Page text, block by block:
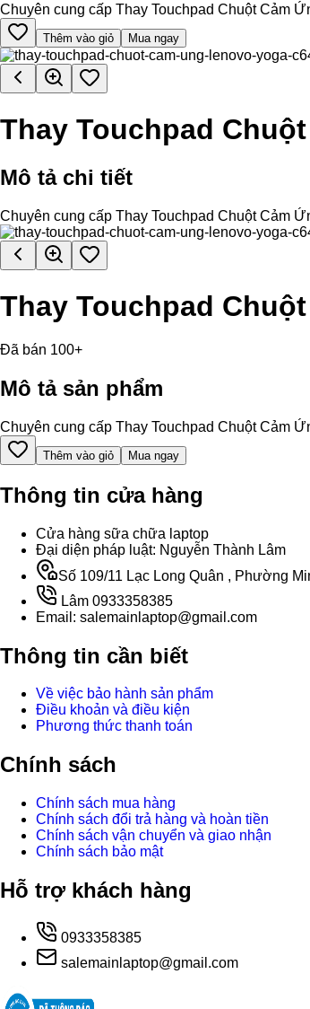
Chuyên cung cấp Thay Touchpad Chuột Cảm
Thêm vào giỏ Mua ngay
Thay Touchpad
Mô tả chi tiết
Chuyên cung cấp Thay Touchpad Chuột Cảm
Thay Touchpad
Đã bán 100+
Mô tả sản phẩm
Chuyên cung cấp Thay Touchpad Chuột Cảm
Thêm vào giỏ Mua ngay
Thông tin cửa hàng
Cửa hàng sữa chữa laptop
Đại diện pháp luật: Nguyễn Thành Lâm
Số 109/11 Lạc Long Quân , Phường
Lâm 0933358385
Email: salemainlaptop@gmail.com
Thông tin cần biết
Về việc bảo hành sản phẩm
Điều khoản và điều kiện
Phương thức thanh toán
Chính sách
Chính sách mua hàng
Chính sách đổi trả hàng và hoàn tiền
Chính sách vận chuyển và giao nhận
Chính sách bảo mật
Hỗ trợ khách hàng
0933358385
salemainlaptop@gmail.com